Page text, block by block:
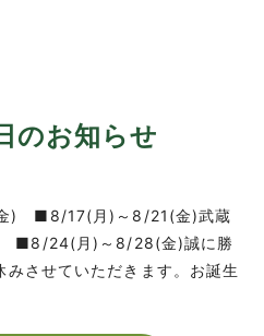
のお知らせ
) ■8/17(月)～8/21(金)武蔵
24(月)～8/28(金)誠に勝
させていただきます。お誕生